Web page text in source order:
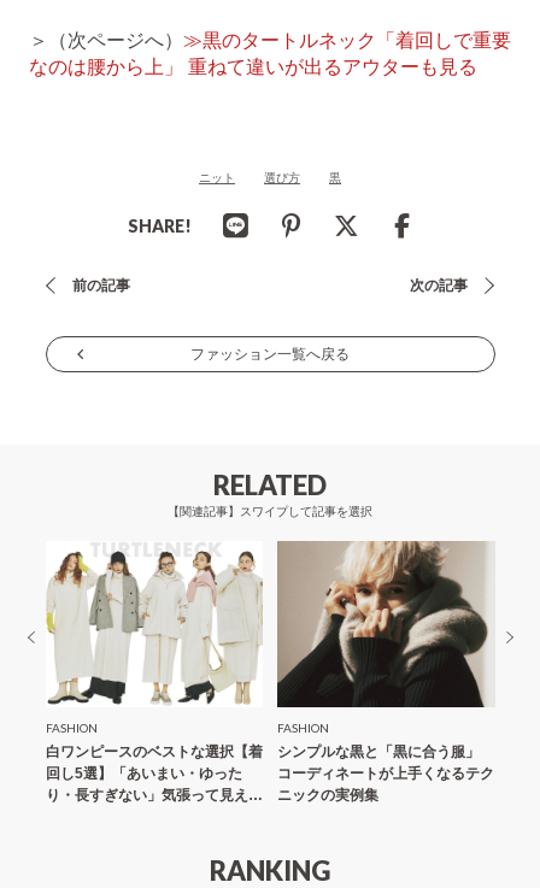
＞（次ページへ） ≫黒のタートルネック「着回しで重要
なのは腰から上」 重ねて違いが出るアウターも見る
ニット 選び方 黒
SHARE!
投
ナ
ン
前の記事 次の記事
ファッション一覧へ戻る
RELATED
【関連記事】スワイプして記事を選択
FASHION
白ワンピースのベストな選択【着
回し5選】「あいまい・ゆった
り・長すぎない」気張って見えな
FASHION
シンプルな黒と「黒に合う服」
コーディネートが上手くなるテク
ニックの実例集
RANKING